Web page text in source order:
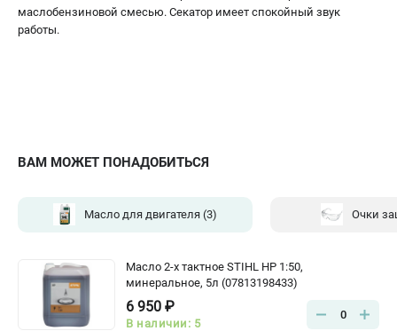
ВАМ МОЖЕТ ПОНАДОБИТЬСЯ
Масло для двигателя (3) Очки
Масло 2-х тактное STIHL HP 1:50,
минеральное, 5л (07813198433)
6 950 ₽
В наличии: 5
0
маслобензиновой смесью. Секатор имеет спокойный звук
работы.